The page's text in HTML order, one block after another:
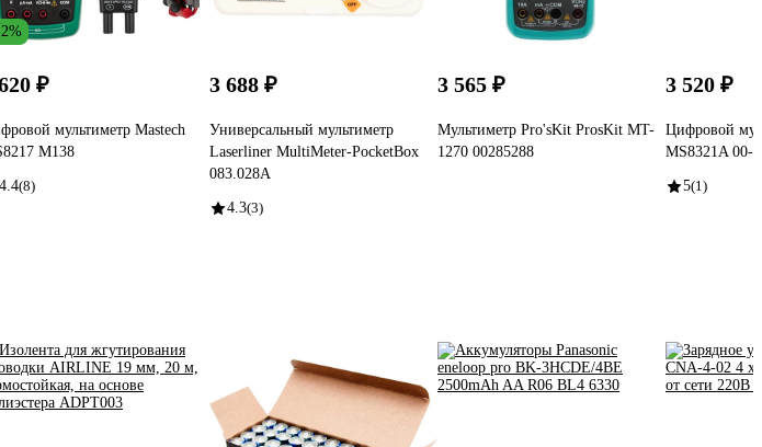
₽
мультиметр Mastech
M138
4.4(8)
3 688 ₽
Универсальный мультиметр
Laserliner MultiMeter-PocketBox
083.028A
4.3(3)
3 565 ₽
Мультиметр Pro'sKit ProsKit MT-
1270 00285288
3 520 ₽
Цифровой
MS8321A 00-
5(1)